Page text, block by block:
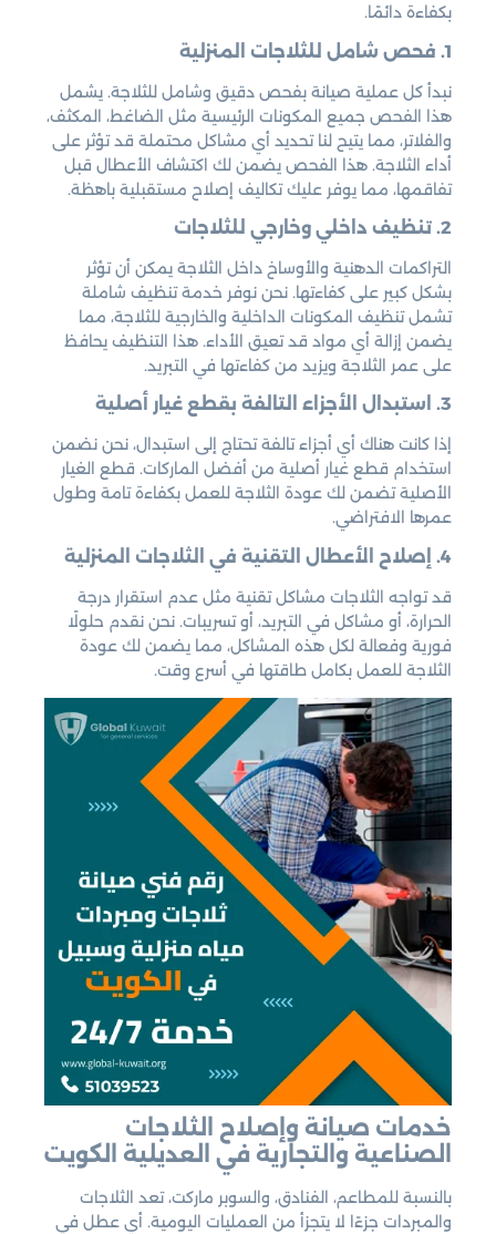
بكفاءة دائمًا.
1. فحص شامل للثلاجات المنزلية
نبدأ كل عملية صيانة بفحص دقيق وشامل للثلاجة. يشمل
هذا الفحص جميع المكونات الرئيسية مثل الضاغط، المكثف،
والفلاتر، مما يتيح لنا تحديد أي مشاكل محتملة قد تؤثر على
أداء الثلاجة. هذا الفحص يضمن لك اكتشاف الأعطال قبل
تفاقمها، مما يوفر عليك تكاليف إصلاح مستقبلية باهظة.
2. تنظيف داخلي وخارجي للثلاجات
التراكمات الدهنية والأوساخ داخل الثلاجة يمكن أن تؤثر
بشكل كبير على كفاءتها. نحن نوفر خدمة تنظيف شاملة
تشمل تنظيف المكونات الداخلية والخارجية للثلاجة، مما
يضمن إزالة أي مواد قد تعيق الأداء. هذا التنظيف يحافظ
على عمر الثلاجة ويزيد من كفاءتها في التبريد.
3. استبدال الأجزاء التالفة بقطع غيار أصلية
إذا كانت هناك أي أجزاء تالفة تحتاج إلى استبدال، نحن نضمن
استخدام قطع غيار أصلية من أفضل الماركات. قطع الغيار
الأصلية تضمن لك عودة الثلاجة للعمل بكفاءة تامة وطول
عمرها الافتراضي.
4. إصلاح الأعطال التقنية في الثلاجات المنزلية
قد تواجه الثلاجات مشاكل تقنية مثل عدم استقرار درجة
الحرارة، أو مشاكل في التبريد، أو تسريبات. نحن نقدم حلولًا
فورية وفعالة لكل هذه المشاكل، مما يضمن لك عودة
الثلاجة للعمل بكامل طاقتها في أسرع وقت.
خدمات صيانة وإصلاح الثلاجات
الصناعية والتجارية في العديلية الكويت
بالنسبة للمطاعم، الفنادق، والسوبر ماركت، تعد الثلاجات
والمبردات جزءًا لا يتجزأ من العمليات اليومية. أي عطل في